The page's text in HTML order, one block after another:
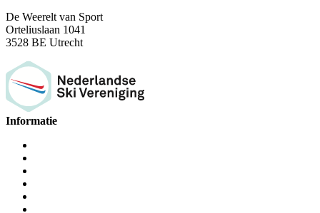
De Weerelt van Sport
Orteliuslaan 1041
3528 BE Utrecht
Informatie